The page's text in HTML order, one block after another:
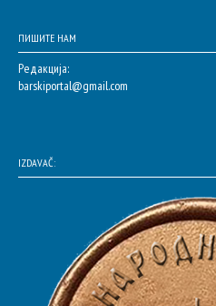
ПИШИТЕ НАМ
Редакција:
barskiportal@gmail.com
IZDAVAČ: